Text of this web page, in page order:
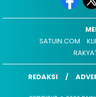
SATUIN.COM
REDAKSI